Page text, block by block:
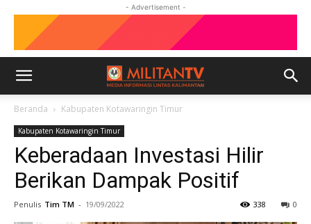
- Advertisement -
Beranda Kabupaten Kotawaringin Timur
Kabupaten Kotawaringin Timur
Keberadaan Investasi Hilir
Berikan Dampak Positif
Penulis Tim TM - 19/09/2022 0
338